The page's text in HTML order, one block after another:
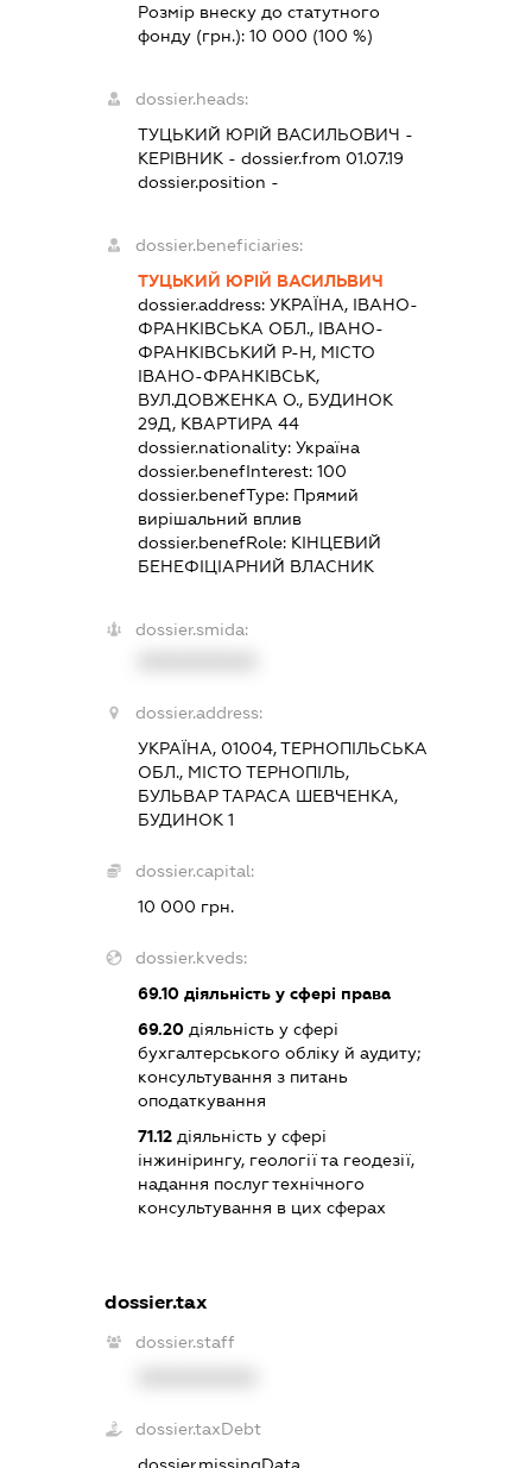
Розмір внеску до статутного
фонду (грн.): 10 000 (100 %)
dossier.heads:
ТУЦЬКИЙ ЮРІЙ ВАСИЛЬОВИЧ -
КЕРІВНИК - dossier.from 01.07.19
dossier.position -
dossier.beneficiaries:
ТУЦЬКИЙ ЮРІЙ ВАСИЛЬВИЧ
dossier.address: УКРАЇНА, ІВАНО-
ФРАНКІВСЬКА ОБЛ., ІВАНО-
ФРАНКІВСЬКИЙ Р-Н, МІСТО
ІВАНО-ФРАНКІВСЬК,
ВУЛ.ДОВЖЕНКА О., БУДИНОК
29Д, КВАРТИРА 44
dossier.nationality: Україна
dossier.benefInterest: 100
dossier.benefType: Прямий
вирішальний вплив
dossier.benefRole: КІНЦЕВИЙ
БЕНЕФІЦІАРНИЙ ВЛАСНИК
dossier.smida:
dossier.address:
УКРАЇНА, 01004, ТЕРНОПІЛЬСЬКА
ОБЛ., МІСТО ТЕРНОПІЛЬ,
БУЛЬВАР ТАРАСА ШЕВЧЕНКА,
БУДИНОК 1
dossier.capital:
10 000 грн.
dossier.kveds:
69.10діяльність у сфері права
69.20діяльність у сфері
бухгалтерського обліку й аудиту;
консультування з питань
оподаткування
71.12діяльність у сфері
інжинірингу, геології та геодезії,
надання послуг технічного
консультування в цих сферах
dossier.tax
dossier.staff
dossier.taxDebt